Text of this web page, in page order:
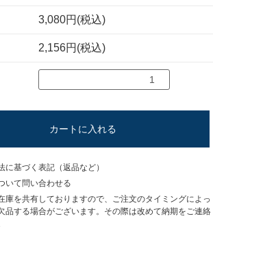
3,080円(税込)
2,156円(税込)
カートに入れる
に基づく表記（返品など）
いて問い合わせる
庫を共有しておりますので、ご注文のタイミングによっ
品する場合がございます。その際は改めて納期をご連絡